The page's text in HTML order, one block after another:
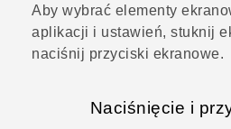
Aby wybrać elementy
aplikacji i ustawień, stuknij
naciśnij przyciski ekranowe.
Naciśnięcie i